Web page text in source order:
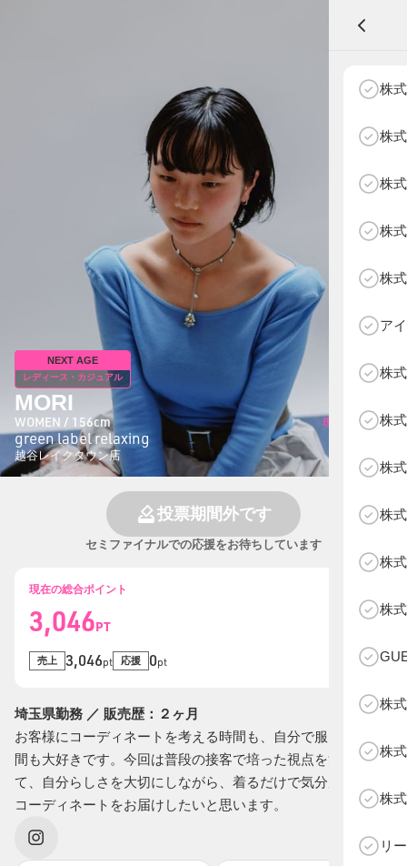
物販部門 NEXT AGE
NEWS
ABOUT SOTY
投票方法
Follow Us
A
株
株
株
株
株
ア
株
株
株
株
株
株
株
株
株
リ
NEXT AGE
レディース・カジュアル
MORI
WOMEN / 156cm
green label relaxing
越谷レイクタウン店
現在の総投票数
0
投票期間外です
セミファイナルでの応援をお待ちしています
現在の総合ポイント
3,046PT
売上 3,046pt 応援 0pt
埼玉県勤務 ／ 販売歴：２ヶ月
お客様にコーディネートを考える時間も、自分で服を選ぶ時
間も大好きです。今回は普段の接客で培った視点を活かし
て、自分らしさを大切にしながら、着るだけで気分が上がる
コーディネートをお届けしたいと思います。